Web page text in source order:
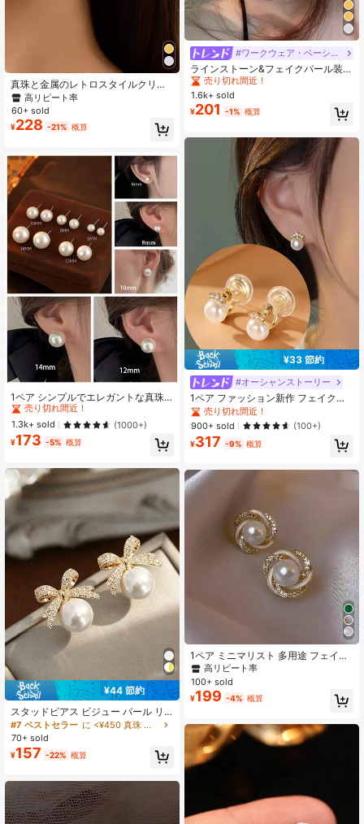
真珠と金属のレトロスタイルクリッ
プオンイヤリング1ペア、デートのプ
レゼント(ピアスホールなし)
高リピート率
60+ sold
¥228 -21% 概算
1ペア シンプルでエレガントな真珠
スタッドピアス、耳の穴あけ用、デ
イリーウェアに適しています
#1 ベストセラー
ABS 女性のスタッドピアス
売り切れ間近！
#1 ベストセラー
売り切れ間近！
#1 ベストセラー
売り切れ間近！
#1 ベストセラー
1.3k+ sold (1000+)
¥173 -5% 概算
¥44 節約
スタッドピアス ビジュー パール リ
ボン デザイン
#7 ベストセラー
に <¥450 真珠 女性用イヤリング
70+ sold
¥157 -22% 概算
#ワークウェア・ベーシックス
ラインストーン&フェイクパール装飾
スタッドピアス
#1 ベストセラー
に レイジー・リュクス・シャツ ジュエリー＆時計
売り切れ間近！
#1 ベストセラー
売り切れ間近！
#1 ベストセラー
売り切れ間近！
#1 ベストセラー
1.6k+ sold
¥201 -1% 概算
¥33 節約
#オーシャンストーリー
1ペア ファッション新作 フェイクパ
ール ジルコニア銅製ピアス レディー
ス、クリップオンイヤリング ハイエ
ンド エレガントな雰囲気、デイリー
ウェアやホリデーギフトに適してい
売り切れ間近！
900+ sold
(100+)
¥317 -9% 概算
1ペア ミニマリスト 多用途 フェイク
パールピアス、女性用のかわいらし
く上品なクリスタル装飾ピアス
高リピート率
100+ sold
¥199 -4% 概算